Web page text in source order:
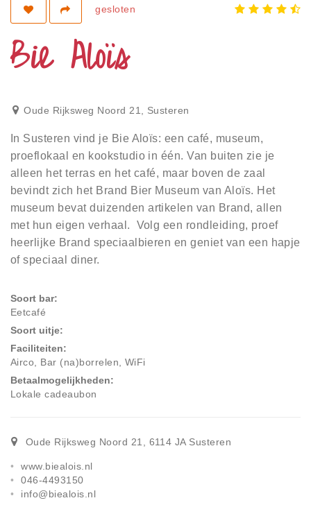
Privacy
Disclaimer
gesloten
Bie Aloïs
Oude Rijksweg Noord 21, Susteren
In Susteren vind je Bie Aloïs: een café, museum,
proeflokaal en kookstudio in één. Van buiten zie je
alleen het terras en het café, maar boven de zaal
bevindt zich het Brand Bier Museum van Aloïs. Het
museum bevat duizenden artikelen van Brand, allen
met hun eigen verhaal. Volg een rondleiding, proef
heerlijke Brand speciaalbieren en geniet van een hapje
of speciaal diner.
Soort bar
Eetcafé
Soort uitje
Faciliteiten
Airco, Bar (na)borrelen, WiFi
Betaalmogelijkheden
Lokale cadeaubon
Oude Rijksweg Noord 21, 6114 JA Susteren
www.biealois.nl
046-4493150
info@biealois.nl